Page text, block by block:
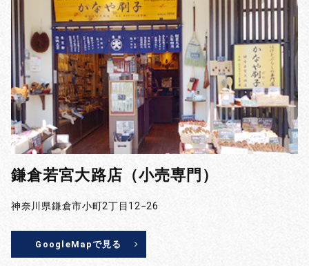
鎌倉若宮大路店（小売専門）
神奈川県鎌倉市小町2丁目12−26
GoogleMapで見る